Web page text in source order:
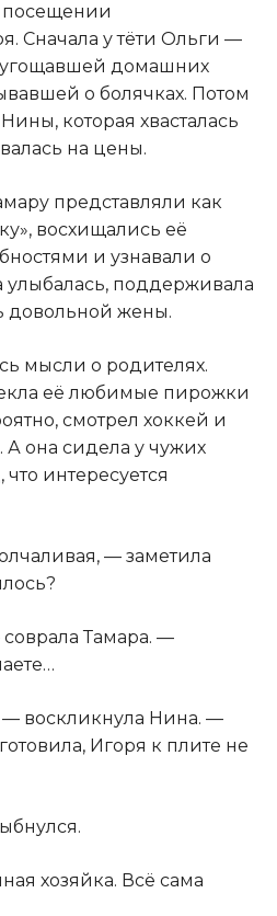
посещении
Сначала у тёти Ольги —
домашних
о болячках. Потом
которая хвасталась
на цены.
представляли как
восхищались её
и узнавали о
улыбалась, поддерживала
довольной жены.
мысли о родителях.
её любимые пирожки
смотрел хоккей и
она сидела у чужих
интересуется
— заметила
Тамара. —
воскликнула Нина. —
Игоря к плите не
хозяйка. Всё сама